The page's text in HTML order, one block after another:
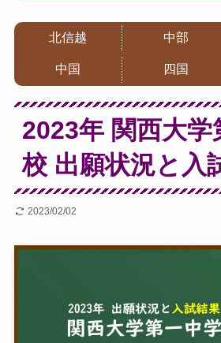
北信越 中部
中国 四国
2023年 関西大学
校 出願状況と入
2023/02/02